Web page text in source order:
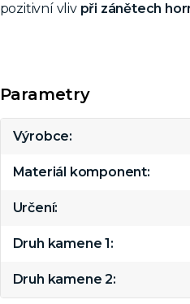
pozitivní vliv při zánětech
Parametry
Výrobce
Materiál komponent
Určení
Druh kamene 1
Druh kamene 2